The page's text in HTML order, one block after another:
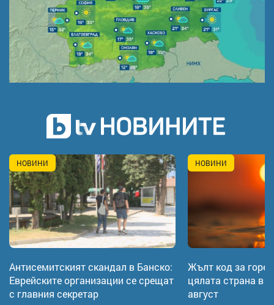
НОВИНИ
Антисемитският скандал в Банско:
Еврейските организации се срещат
с главния секретар
НОВИНИ
Жълт код за
цялата страна в
август